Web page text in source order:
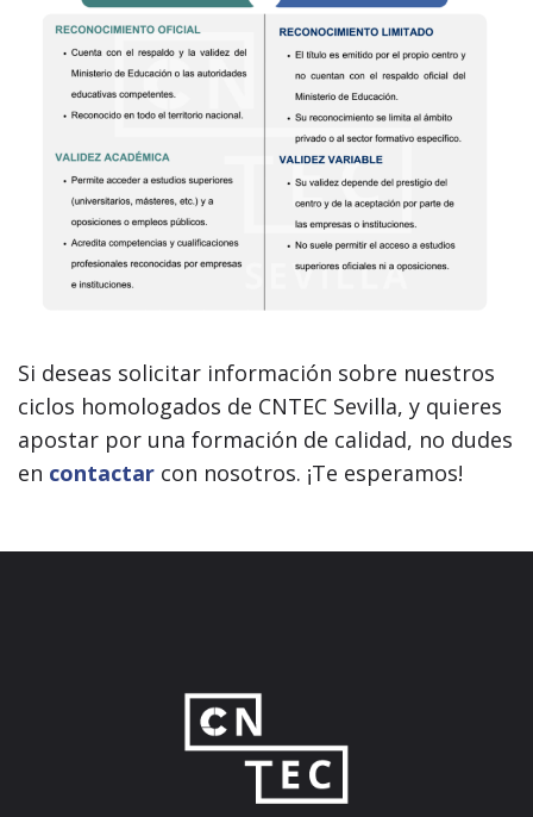
Si deseas solicitar información sobre nuestros
ciclos homologados de CNTEC Sevilla, y quieres
apostar por una formación de calidad, no dudes
en contactar con nosotros. ¡Te esperamos!